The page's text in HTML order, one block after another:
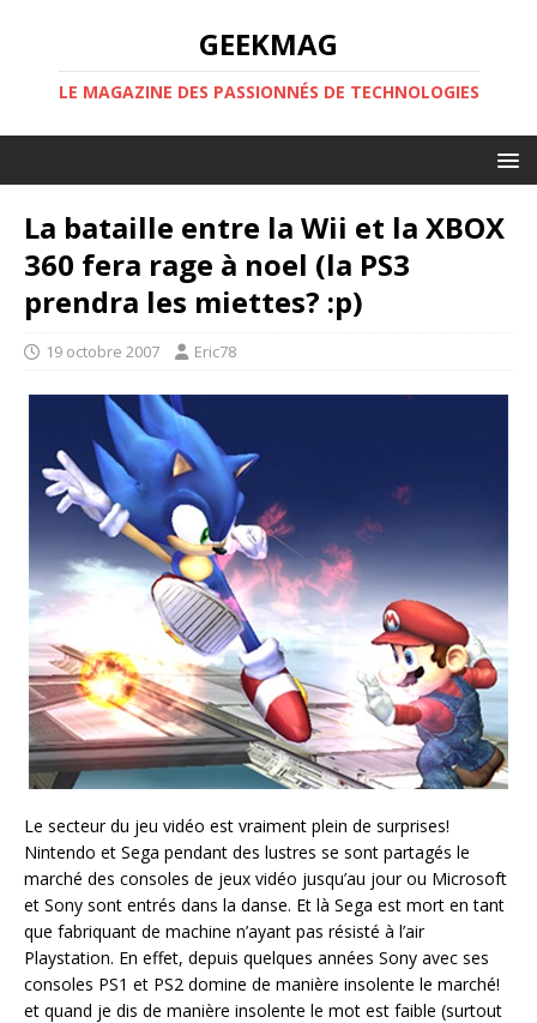
GEEKMAG
LE MAGAZINE DES PASSIONNÉS DE TECHNOLOGIES
La bataille entre la Wii et la XBOX
360 fera rage à noel (la PS3
prendra les miettes? :p)
19 octobre 2007 Eric78
Le secteur du jeu vidéo est vraiment plein de surprises!
Nintendo et Sega pendant des lustres se sont partagés le
marché des consoles de jeux vidéo jusqu’au jour ou Microsoft
et Sony sont entrés dans la danse. Et là Sega est mort en tant
que fabriquant de machine n’ayant pas résisté à l’air
Playstation. En effet, depuis quelques années Sony avec ses
consoles PS1 et PS2 domine de manière insolente le marché!
et quand je dis de manière insolente le mot est faible (surtout